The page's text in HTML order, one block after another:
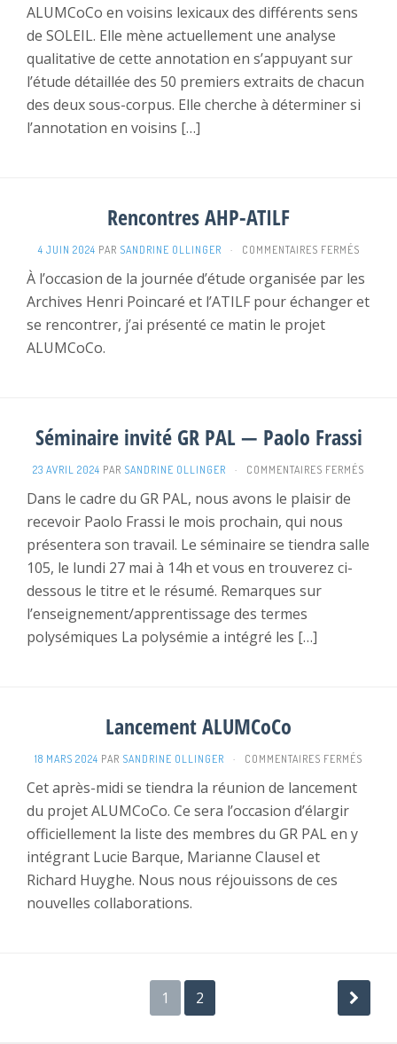
ALUMCoCo en voisins lexicaux des différents sens
de SOLEIL. Elle mène actuellement une analyse
qualitative de cette annotation en s’appuyant sur
l’étude détaillée des 50 premiers extraits de chacun
des deux sous-corpus. Elle cherche à déterminer si
l’annotation en voisins […]
Rencontres AHP-ATILF
4 JUIN 2024 PAR SANDRINE OLLINGER · COMMENTAIRES FERMÉSSUR
AHP-
ATILF
À l’occasion de la journée d’étude organisée par les
Archives Henri Poincaré et l’ATILF pour échanger et
se rencontrer, j’ai présenté ce matin le projet
ALUMCoCo.
Séminaire invité GR PAL — Paolo Frassi
23 AVRIL 2024 PAR SANDRINE OLLINGER · COMMENTAIRES FERMÉS
—
Dans le cadre du GR PAL, nous avons le plaisir de
recevoir Paolo Frassi le mois prochain, qui nous
présentera son travail. Le séminaire se tiendra salle
105, le lundi 27 mai à 14h et vous en trouverez ci-
dessous le titre et le résumé. Remarques sur
l’enseignement/apprentissage des termes
polysémiques La polysémie a intégré les […]
Lancement ALUMCoCo
18 MARS 2024 PAR SANDRINE OLLINGER · COMMENTAIRES FERMÉS
Cet après-midi se tiendra la réunion de lancement
du projet ALUMCoCo. Ce sera l’occasion d’élargir
officiellement la liste des membres du GR PAL en y
intégrant Lucie Barque, Marianne Clausel et
Richard Huyghe. Nous nous réjouissons de ces
nouvelles collaborations.
1 2